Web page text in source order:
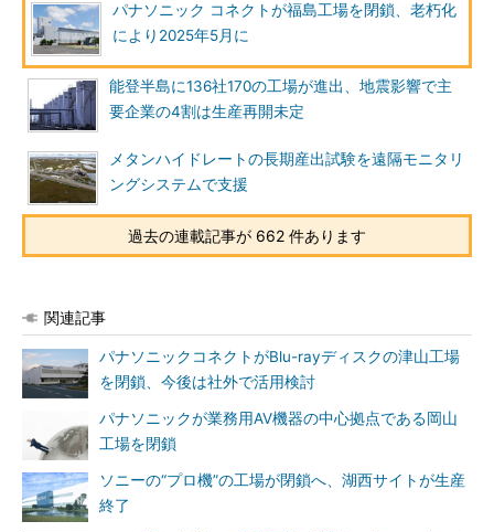
パナソニック コネクトが福島工場を閉鎖、老朽化
により2025年5月に
能登半島に136社170の工場が進出、地震影響で主
要企業の4割は生産再開未定
メタンハイドレートの長期産出試験を遠隔モニタリ
ングシステムで支援
過去の連載記事が 662 件あります
関連記事
パナソニックコネクトがBlu-rayディスクの津山工場
を閉鎖、今後は社外で活用検討
パナソニックが業務用AV機器の中心拠点である岡山
工場を閉鎖
ソニーの“プロ機”の工場が閉鎖へ、湖西サイトが生産
終了